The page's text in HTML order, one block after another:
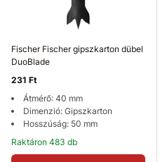
Fischer Fischer gipszkarton dübel
DuoBlade
231 Ft
Átmérő: 40 mm
Dimenzió: Gipszkarton
Hosszúság: 50 mm
Raktáron 483 db